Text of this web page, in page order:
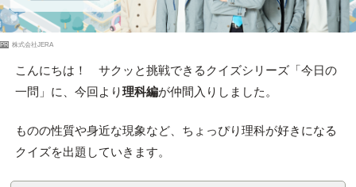
PR 株式会社JERA
こんにちは！ サクッと挑戦できるクイズシリーズ「今日の
一問」に、今回より理科編が仲間入りしました。
ものの性質や身近な現象など、ちょっぴり理科が好きになる
クイズを出題していきます。